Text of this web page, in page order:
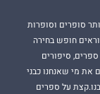
סופרים וסופרות
חופש בחירה
סיפורים
את מי שאנחנו כבני
על ספרים